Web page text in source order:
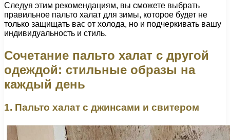
Следуя этим рекомендациям, вы сможете выбрать
правильное пальто халат для зимы, которое будет не
только защищать вас от холода, но и подчеркивать вашу
индивидуальность и стиль.
Сочетание пальто халат с другой
одеждой: стильные образы на
каждый день
1. Пальто халат с джинсами и свитером